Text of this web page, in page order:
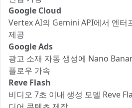
Google Cloud
Vertex AI의 Gemini API에서 엔터
제공
Google Ads
광고 소재 자동 생성에 Nano
플로우 가속
Reve Flash
비디오 7초 이내 생성 모델 Reve